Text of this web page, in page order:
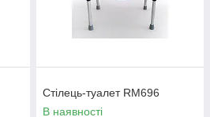
Стілець-туалет RM696
В наявності